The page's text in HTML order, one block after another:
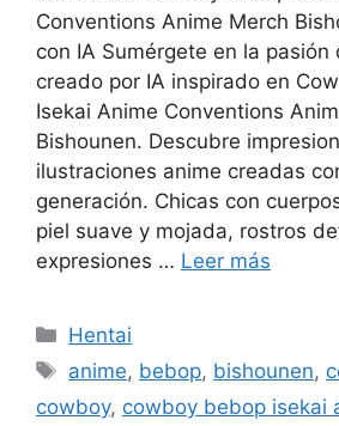
Conventions Anime Merch
con IA Sumérgete en la
creado por IA inspirado en
Isekai Anime Conventions
Bishounen. Descubre
ilustraciones anime creadas
generación. Chicas con
piel suave y mojada, rostros
expresiones … Leer más
Categorías
Hentai
Etiquetas
anime, bebop, bishounen,
cowboy, cowboy bebop isekai